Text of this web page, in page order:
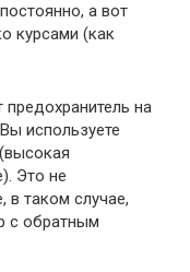
а вот
курсами (как
на
используете
Это не
в таком случае,
с обратным